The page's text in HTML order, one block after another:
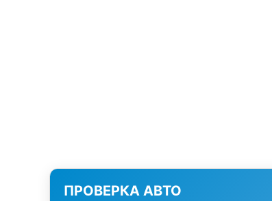
ПРОВЕРКА АВТО